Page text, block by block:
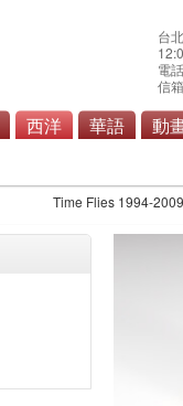
台
電
信
西洋 華語 動
Time Flies 1994-